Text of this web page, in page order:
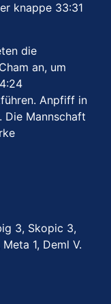
knappe 33:31
die
an, um
Anpfiff in
Die Mannschaft
3, Skopic 3,
1, Deml V.